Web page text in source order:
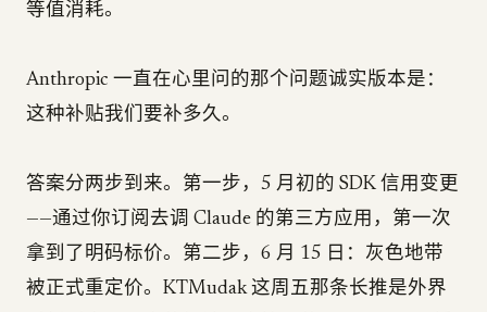
等值消耗。
Anthropic 一直在心里问的那个问题诚实版本是：
这种补贴我们要补多久。
答案分两步到来。第一步，5 月初的 SDK 信用变更
——通过你订阅去调 Claude 的第三方应用，第一次
拿到了明码标价。第二步，6 月 15 日：灰色地带
被正式重定价。KTMudak 这周五那条长推是外界